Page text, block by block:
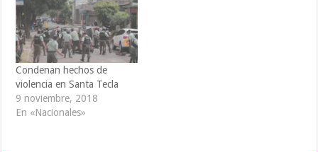
Condenan hechos de
violencia en Santa Tecla
9 noviembre, 2018
En «Nacionales»